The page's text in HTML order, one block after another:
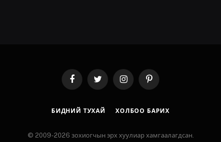
FacebookTwitter InstagramPinterest
БИДНИЙ ТУХАЙ ХОЛБОО БАРИХ
© 2009-2026 зохиогчын эрх хуулиар хамгаалагдсан.